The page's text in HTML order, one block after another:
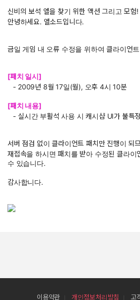
신비의 보석 엘을 찾기 위한 액션 그리고 모험!
안녕하세요. 엘소드입니다.
금일 게임 내 오류 수정을 위하여 클라이언
[패치 일시]
- 2009년 8월 17일(월), 오후 4시 10분
[패치 내용]
- 실시간 부활석 사용 시 캐시샵 UI가 불특
서버 점검 없이 클라이언트 패치만 진행이 되
재접속을 하시면 패치를 받아 수정된 클라이
수 있습니다.
감사합니다.
이용약관 개인정보처리방침 고